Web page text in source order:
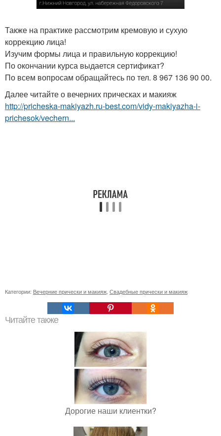
Также на практике рассмотрим кремовую и сухую
коррекцию лица!
Изучим формы лица и правильную коррекцию!
По окончании курса выдается сертификат?
По всем вопросам обращайтесь по тел. 8 967 136 90 00.
Далее читайте о вечерних прическах и макияж
http://pricheska-makiyazh.ru-best.com/vidy-makiyazha-i-
prichesok/vechern...
Категории: Вечерние прически и макияж Свадебные прически и макияж
Читайте также
Дорогие наши клиентки?